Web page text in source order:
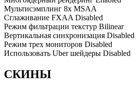
Мультисэмплинг 8x MSAA
Сглаживание FXAA Disabled
Режим фильтрации текстур Bilinear
Вертикальная синхронизация Disabled
Режим трех мониторов Disabled
Использовать Uber шейдеры Disabled
СКИНЫ